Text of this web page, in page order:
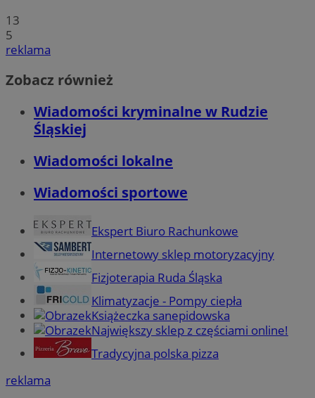
13
5
reklama
Zobacz również
Wiadomości kryminalne w Rudzie
Śląskiej
Wiadomości lokalne
Wiadomości sportowe
Ekspert Biuro Rachunkowe
Internetowy sklep motoryzacyjny
Fizjoterapia Ruda Śląska
Klimatyzacje - Pompy ciepła
Książeczka sanepidowska
Największy sklep z częściami online!
Tradycyjna polska pizza
reklama